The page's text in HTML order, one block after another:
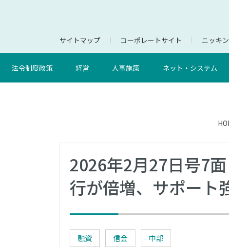
サイトマップ コーポレートサイト ニッキ
法令制度政策 経営 人事施策 ネット・システム
2026年2月27日号7
行が倍増、サポート
融資 信金 中部